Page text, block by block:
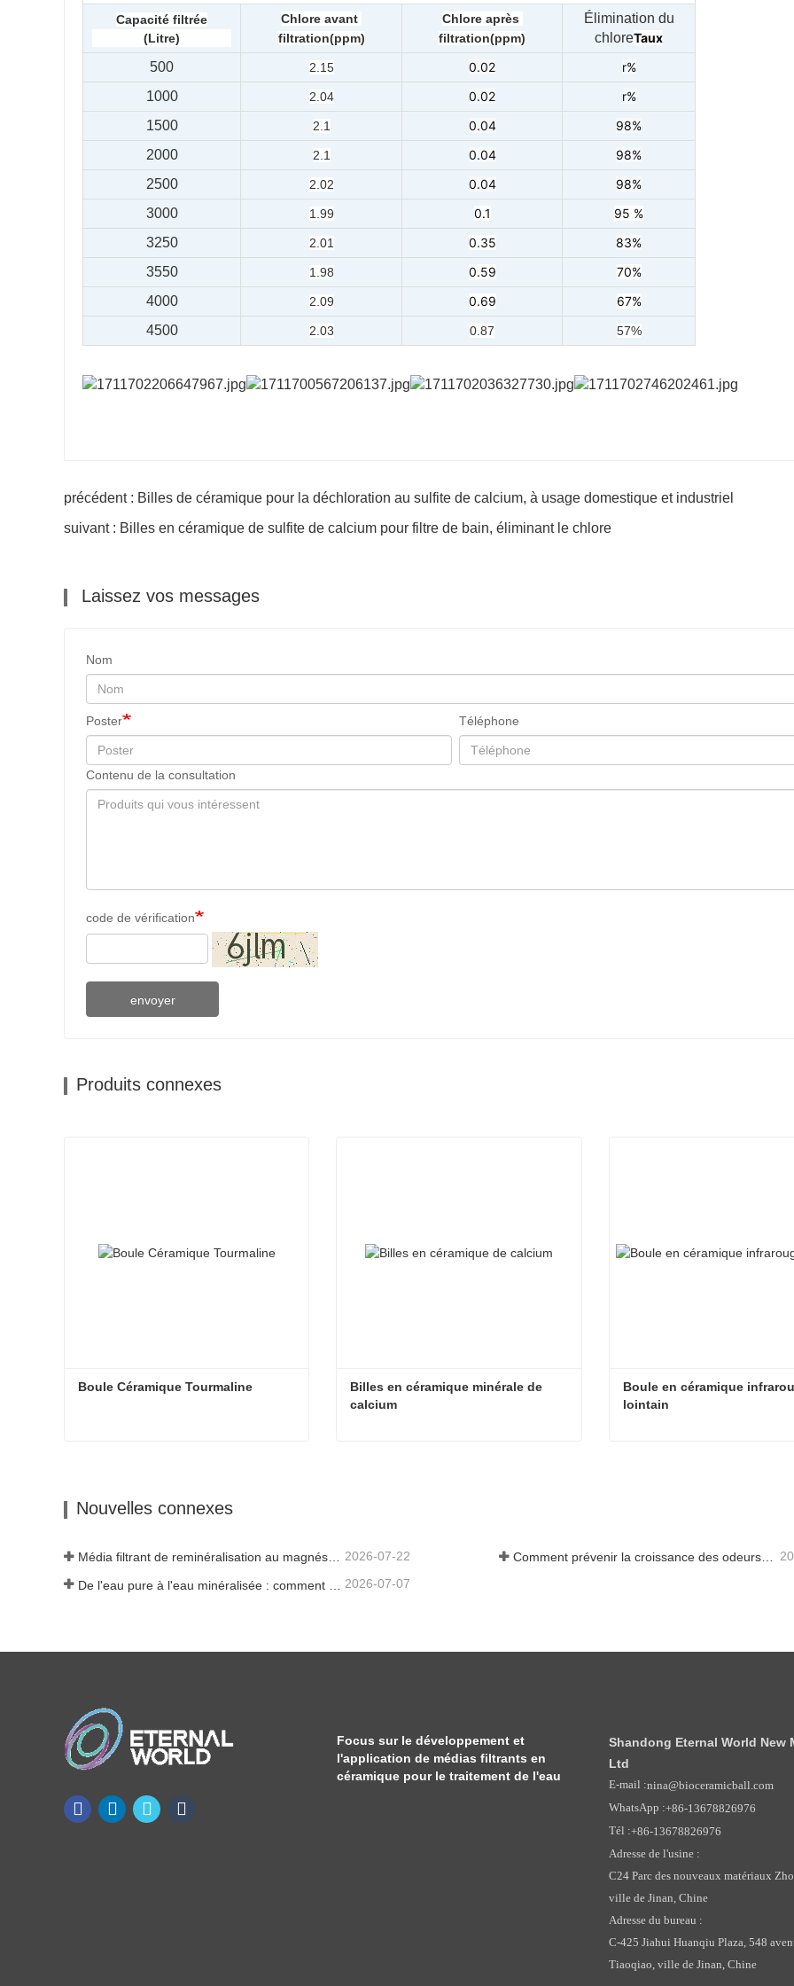
Capacité filtrée
(Litre)
Chlore avant
filtration(ppm)
Chlore après
filtration(ppm)
Élimination du
chloreTaux
500
2.15 0.02
r%
1000
2.04 0.02
r%
1500
2.1 0.04
98%
2000
2.1 0.04
98%
2500
2.02 0.04
98%
3000
1.99 0.1
95 %
3250
2.01 0.35
83%
3550
1.98 0.59
70%
4000
2.09 0.69
67%
4500
2.03 0.87 57%
précédent : Billes de céramique pour la déchloration au sulfite de calcium, à usage domestique et industriel
suivant : Billes en céramique de sulfite de calcium pour filtre de bain, éliminant le chlore
Laissez vos messages
Nom
Poster Téléphone
Contenu de la consultation
code de vérification
envoyer
Produits connexes
Boule Céramique Tourmaline
Billes en céramique minérale de
calcium
Boule en céramique
lointain
Nouvelles connexes
Média filtrant de reminéralisation au magnésium pour systèmes d'eau RO 2026-07-22 Comment prévenir la croissance des odeurs et des bactéries dans les réservoirs d'eaux usées des balayeuses de sol
2026-07-07
Focus sur le développement et
l'application de médias filtrants en
céramique pour le traitement de l'eau
Shandong Eternal World New
Ltd
E-mail :nina@bioceramicball.com
WhatsApp :+86-13678826976
Tél :+86-13678826976
Adresse de l'usine :
C24 Parc des nouveaux matériaux
ville de Jinan, Chine
Adresse du bureau :
C-425 Jiahui Huanqiu Plaza, 548
Tiaoqiao, ville de Jinan, Chine